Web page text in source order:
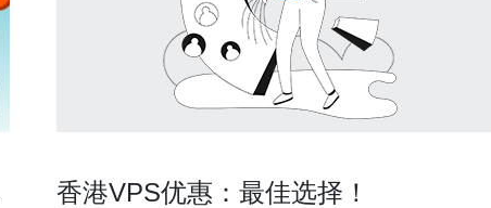
香港VPS优惠：最佳选择！